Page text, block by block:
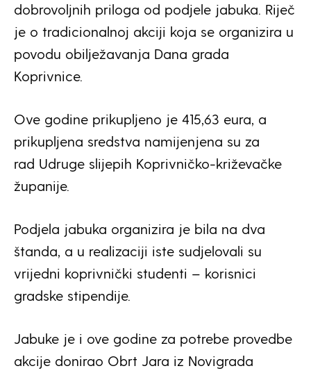
dobrovoljnih priloga od podjele jabuka. Riječ
je o tradicionalnoj akciji koja se organizira u
povodu obilježavanja Dana grada
Koprivnice.
Ove godine prikupljeno je 415,63 eura, a
prikupljena sredstva namijenjena su za
rad Udruge slijepih Koprivničko-križevačke
županije.
Podjela jabuka organizira je bila na dva
štanda, a u realizaciji iste sudjelovali su
vrijedni koprivnički studenti – korisnici
gradske stipendije.
Jabuke je i ove godine za potrebe provedbe
akcije donirao Obrt Jara iz Novigrada